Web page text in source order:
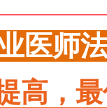
医师
高，